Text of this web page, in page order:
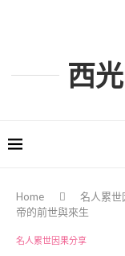
西
Home 名人累世
帝的前世與來生
名人累世因果分享